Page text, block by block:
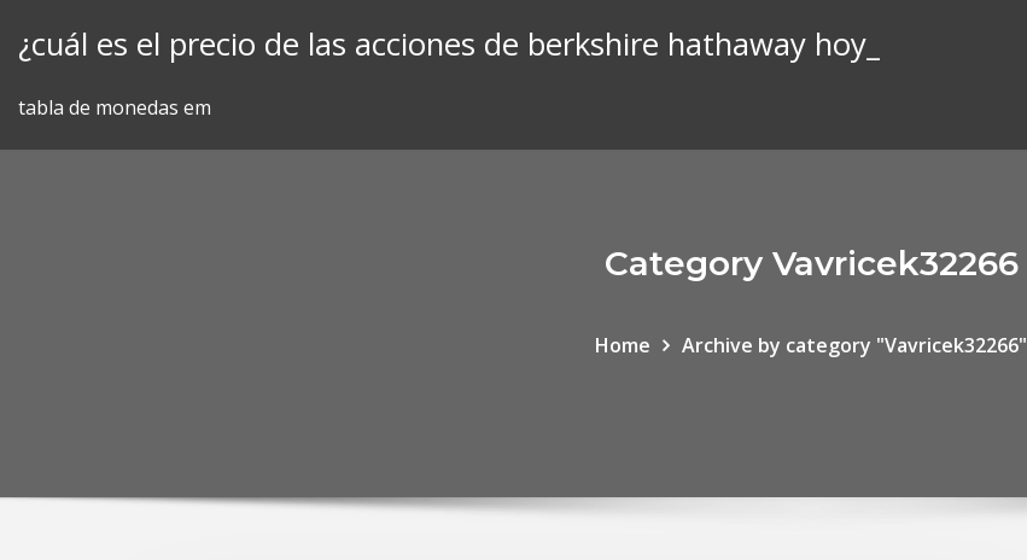
¿cuál es el precio de las acciones de berkshire hathaway hoy_
tabla de monedas em
Category Vavricek32266
Home Archive by category "Vavricek32266"